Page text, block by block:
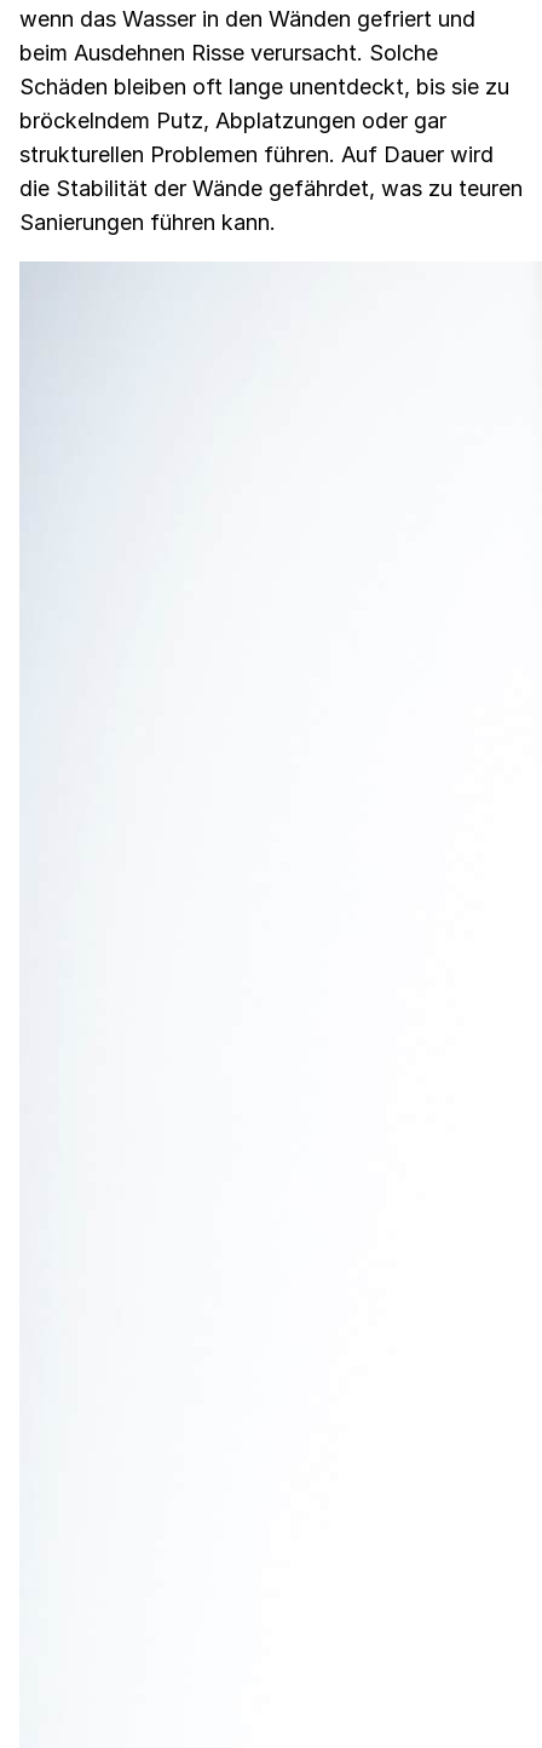
wenn das Wasser in den Wänden gefriert und
beim Ausdehnen Risse verursacht. Solche
Schäden bleiben oft lange unentdeckt, bis sie zu
bröckelndem Putz, Abplatzungen oder gar
strukturellen Problemen führen. Auf Dauer wird
die Stabilität der Wände gefährdet, was zu teuren
Sanierungen führen kann​​.